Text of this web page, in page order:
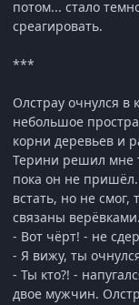
потом... стало
среагировать.
***
Олстрау очнулся в
небольшое
корни деревьев и
Терини решил мне
пока он не
встать, но не смог,
связаны верёвками.
- Вот чёрт! - не
- Я вижу, ты
- Ты кто?! -
двое мужчин.